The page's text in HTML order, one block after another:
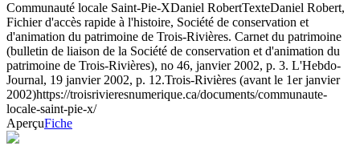
Communauté locale Saint-Pie-XDaniel RobertTexteDaniel Robert,
Fichier d'accès rapide à l'histoire, Société de conservation et
d'animation du patrimoine de Trois-Rivières. Carnet du patrimoine
(bulletin de liaison de la Société de conservation et d'animation du
patrimoine de Trois-Rivières), no 46, janvier 2002, p. 3. L'Hebdo-
Journal, 19 janvier 2002, p. 12.Trois-Rivières (avant le 1er janvier
2002)https://troisrivieresnumerique.ca/documents/communaute-
locale-saint-pie-x/
AperçuFiche